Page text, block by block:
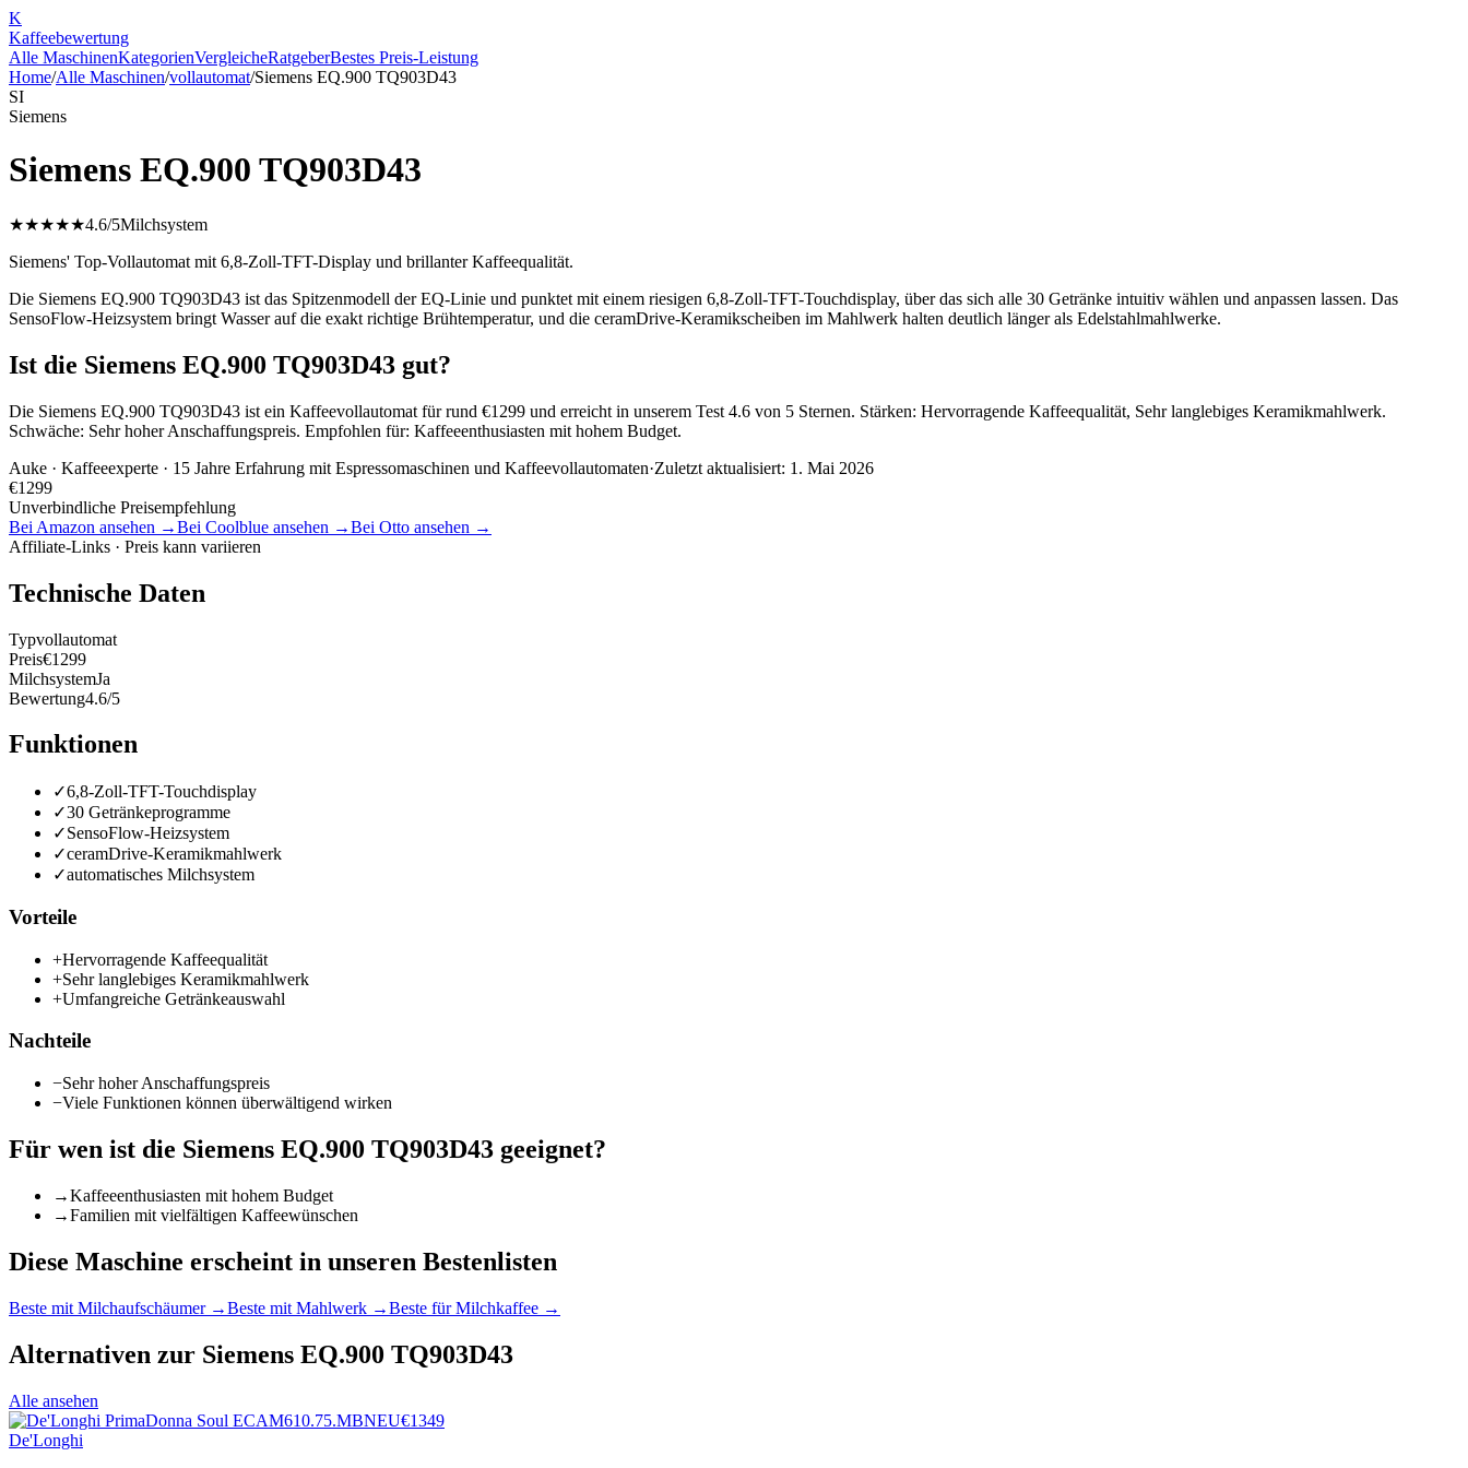
K
Kaffeebewertung
Alle MaschinenKategorienVergleicheRatgeberBestes Preis-Leistung
Home/Alle Maschinen/vollautomat/Siemens EQ.900 TQ903D43
SI
Siemens
Siemens EQ.900 TQ903D43
★★★★★4.6/5Milchsystem
Siemens' Top-Vollautomat mit 6,8-Zoll-TFT-Display und brillanter Kaffeequalität.
Die Siemens EQ.900 TQ903D43 ist das Spitzenmodell der EQ-Linie und punktet mit einem riesigen 6,8-Zoll-TFT-Touchdisplay, über das sich alle 30 Getränke intuitiv wählen und anpassen lassen. Das
SensoFlow-Heizsystem bringt Wasser auf die exakt richtige Brühtemperatur, und die ceramDrive-Keramikscheiben im Mahlwerk halten deutlich länger als Edelstahlmahlwerke.
Ist die Siemens EQ.900 TQ903D43 gut?
Die Siemens EQ.900 TQ903D43 ist ein Kaffeevollautomat für rund €1299 und erreicht in unserem Test 4.6 von 5 Sternen. Stärken: Hervorragende Kaffeequalität, Sehr langlebiges Keramikmahlwerk.
Schwäche: Sehr hoher Anschaffungspreis. Empfohlen für: Kaffeeenthusiasten mit hohem Budget.
Auke · Kaffeeexperte · 15 Jahre Erfahrung mit Espressomaschinen und Kaffeevollautomaten·Zuletzt aktualisiert: 1. Mai 2026
€1299
Unverbindliche Preisempfehlung
Bei Amazon ansehen →Bei Coolblue ansehen →Bei Otto ansehen →
Affiliate-Links · Preis kann variieren
Technische Daten
Typvollautomat
Preis€1299
MilchsystemJa
Bewertung4.6/5
Funktionen
✓6,8-Zoll-TFT-Touchdisplay
✓30 Getränkeprogramme
✓SensoFlow-Heizsystem
✓ceramDrive-Keramikmahlwerk
✓automatisches Milchsystem
Vorteile
+Hervorragende Kaffeequalität
+Sehr langlebiges Keramikmahlwerk
+Umfangreiche Getränkeauswahl
Nachteile
−Sehr hoher Anschaffungspreis
−Viele Funktionen können überwältigend wirken
Für wen ist die Siemens EQ.900 TQ903D43 geeignet?
→Kaffeeenthusiasten mit hohem Budget
→Familien mit vielfältigen Kaffeewünschen
Diese Maschine erscheint in unseren Bestenlisten
Beste mit Milchaufschäumer→Beste mit Mahlwerk →Beste für Milchkaffee →
Alternativen zur Siemens EQ.900 TQ903D43
Alle ansehen
NEU€1349
De'Longhi